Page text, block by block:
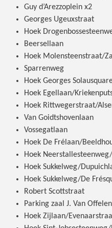
Guy d’Arezzoplein x2
Georges Ugeuxstraat
Hoek
Beersellaan
Hoek Molensteenstraat/
Sparrenweg
Hoek Georges
Hoek Egellaan/
Hoek Rittwegerstraat/
Van Goidtshovenlaan
Vossegatlaan
Hoek De Frélaan/
Hoek
Hoek Sukkelweg/
Hoek Sukkelweg/De
Robert Scottstraat
Parking zaal J. Van Offelen
Hoek Zijlaan/